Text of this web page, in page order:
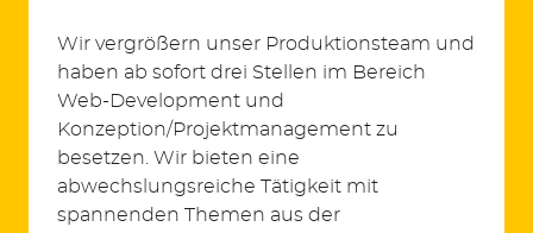
Wir vergrößern unser Produktionsteam und
haben ab sofort drei Stellen im Bereich
Web-Development und
Konzeption/Projektmanagement zu
besetzen. Wir bieten eine
abwechslungsreiche Tätigkeit mit
spannenden Themen aus der